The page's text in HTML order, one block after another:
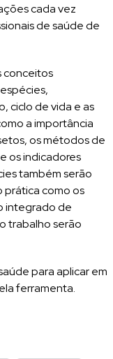
cada vez
de saúde de
conceitos
ciclo de vida e as
a importância
os métodos de
os indicadores
também serão
prática como os
integrado de
trabalho serão
para aplicar em
ferramenta.